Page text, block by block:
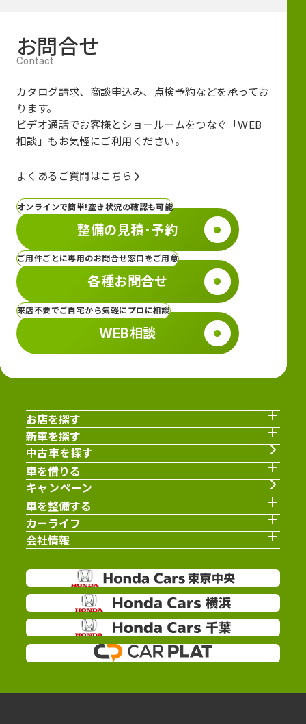
お問合せ
カタログ請求、商談申込み、点検予約などを承ってお
ります。
ビデオ通話でお客様とショールームをつなぐ
「WEB
相談」も お気軽にご利用ください。
よくあるご質問はこちら
オンラインで簡単!空き状況の確認も可能
整備の見積･予約
ご用件ごとに専用のお問合せ窓口をご用意
各種お問合せ
来店不要でご自宅から気軽にプロに相談
WEB相談
お店を探す
新車を探す
中古車を探す
車を借りる
キャンペーン
車を整備する
カーライフ
会社情報